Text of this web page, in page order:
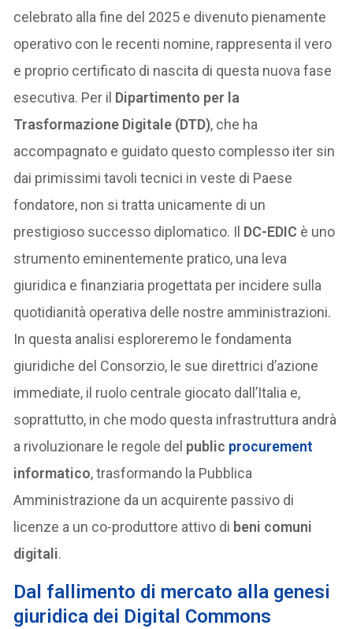
celebrato alla fine del 2025 e divenuto pienamente
operativo con le recenti nomine, rappresenta il vero
e proprio certificato di nascita di questa nuova fase
esecutiva. Per il Dipartimento per la
Trasformazione Digitale (DTD), che ha
accompagnato e guidato questo complesso iter sin
dai primissimi tavoli tecnici in veste di Paese
fondatore, non si tratta unicamente di un
prestigioso successo diplomatico. Il DC-EDIC è uno
strumento eminentemente pratico, una leva
giuridica e finanziaria progettata per incidere sulla
quotidianità operativa delle nostre amministrazioni.
In questa analisi esploreremo le fondamenta
giuridiche del Consorzio, le sue direttrici d’azione
immediate, il ruolo centrale giocato dall’Italia e,
soprattutto, in che modo questa infrastruttura andrà
a rivoluzionare le regole del public procurement
informatico, trasformando la Pubblica
Amministrazione da un acquirente passivo di
licenze a un co-produttore attivo di beni comuni
digitali.
Dal fallimento di mercato alla genesi
giuridica dei Digital Commons